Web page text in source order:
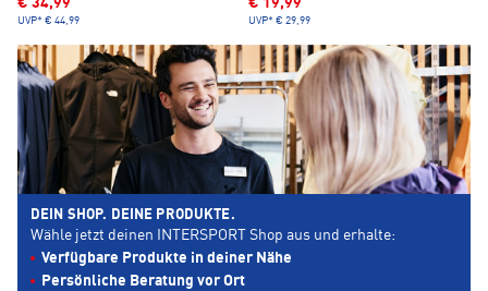
€ 34,99
UVP* € 44,99
€ 19,99
UVP* € 29,99
DEIN SHOP. DEINE PRODUKTE.
Wähle jetzt deinen INTERSPORT Shop aus und erhalte:
Verfügbare Produkte in deiner Nähe
Persönliche Beratung vor Ort